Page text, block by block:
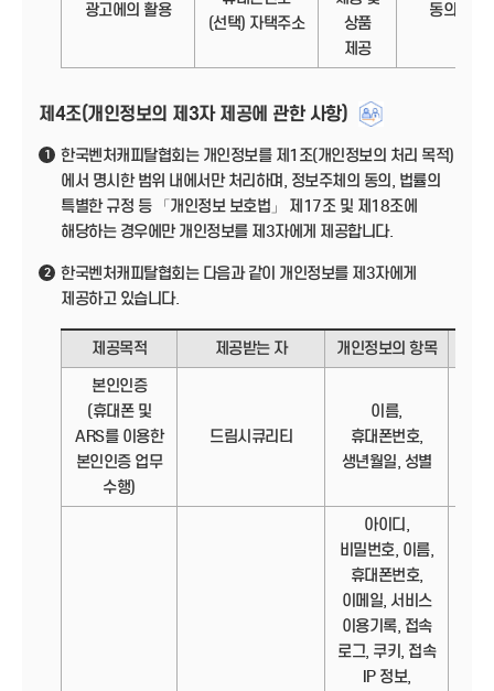
광고에의 활용
(선택) 자택주소
상품
제공
동의
제4조(개인정보의 제3자 제공에 관한 사항)
1
한국벤처캐피탈협회는 개인정보를 제1조(개인정보의 처리 목적)
에서 명시한 범위 내에서만 처리하며, 정보주체의 동의, 법률의
특별한 규정 등 「개인정보 보호법」 제17조 및 제18조에
해당하는 경우에만 개인정보를 제3자에게 제공합니다.
2
한국벤처캐피탈협회는 다음과 같이 개인정보를 제3자에게
제공하고 있습니다.
제공목적 제공받는 자 개인정보의 항목
본인인증
(휴대폰 및
ARS를 이용한
본인인증 업무
수행)
드림시큐리티
이름,
휴대폰번호,
생년월일, 성별
아이디,
비밀번호, 이름,
휴대폰번호,
이메일, 서비스
이용기록, 접속
로그, 쿠키, 접속
IP 정보,